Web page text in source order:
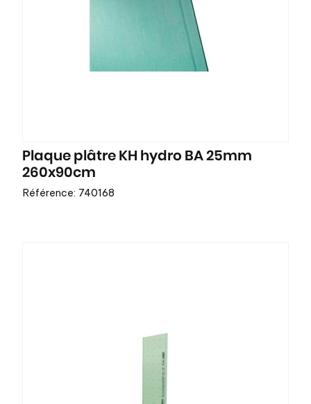
Plaque plâtre KH hydro BA 25mm
260x90cm
Référence: 740168